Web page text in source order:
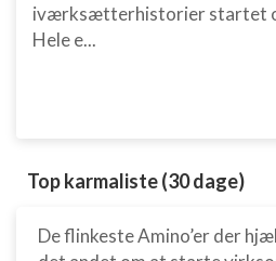
iværksætterhistorier startet
Hele e...
Top karmaliste (30 dage)
De flinkeste Amino’er der